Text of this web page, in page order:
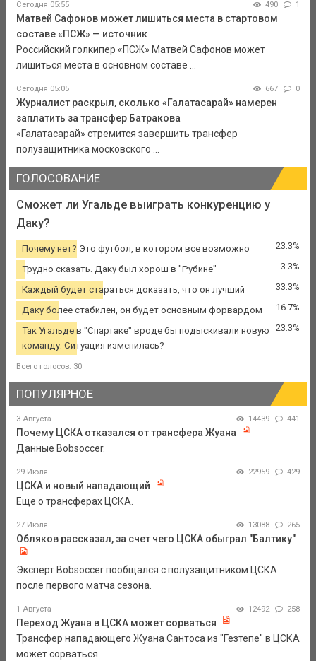
Сегодня 05:55 490 1
Матвей Сафонов может лишиться места в стартовом
составе «ПСЖ» — источник
Российский голкипер «ПСЖ» Матвей Сафонов может
лишиться места в основном составе ...
Сегодня 05:05 667 0
Журналист раскрыл, сколько «Галатасарай» намерен
заплатить за трансфер Батракова
«Галатасарай» стремится завершить трансфер
полузащитника московского ...
ГОЛОСОВАНИЕ
Сможет ли Угальде выиграть конкуренцию у
Даку?
Почему нет? Это футбол, в котором все возможно 23.3%
Трудно сказать. Даку был хорош в "Рубине" 3.3%
Каждый будет стараться доказать, что он лучший 33.3%
Даку более стабилен, он будет основным форвардом 16.7%
Так Угальде в "Спартаке" вроде бы подыскивали новую
команду. Ситуация изменилась?
23.3%
Всего голосов: 30
ПОПУЛЯРНОЕ
3 Августа 14439 441
Почему ЦСКА отказался от трансфера Жуана
Данные Bobsoccer.
29 Июля 22959 429
ЦСКА и новый нападающий
Еще о трансферах ЦСКА.
27 Июля 13088 265
Обляков рассказал, за счет чего ЦСКА обыграл "Балтику"
Эксперт Bobsoccer пообщался с полузащитником ЦСКА
после первого матча сезона.
1 Августа 12492 258
Переход Жуана в ЦСКА может сорваться
Трансфер нападающего Жуана Сантоса из "Гезтепе" в ЦСКА
может сорваться.